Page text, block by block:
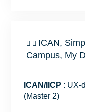
ICAN,
Campus, My
ICAN/IICP : UX-
(Master 2)